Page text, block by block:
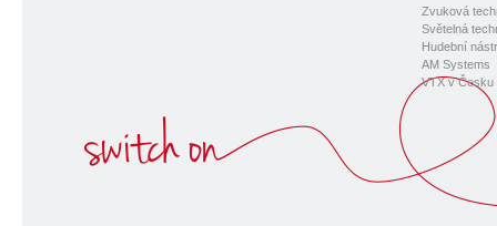
Zvuková
Světelná
Hudební
AM Systems
VTX v Česku